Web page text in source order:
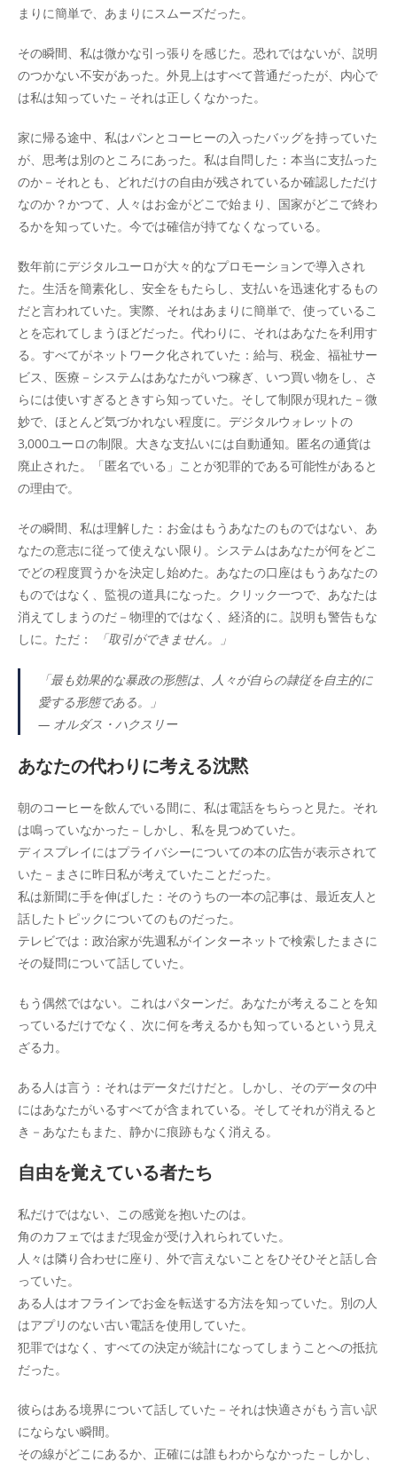
まりに簡単で、あまりにスムーズだった。
その瞬間、私は微かな引っ張りを感じた。恐れではないが、説明
のつかない不安があった。外見上はすべて普通だったが、内心で
は私は知っていた－それは正しくなかった。
家に帰る途中、私はパンとコーヒーの入ったバッグを持っていた
が、思考は別のところにあった。私は自問した：本当に支払った
のか－それとも、どれだけの自由が残されているか確認しただけ
なのか？かつて、人々はお金がどこで始まり、国家がどこで終わ
るかを知っていた。今では確信が持てなくなっている。
数年前にデジタルユーロが大々的なプロモーションで導入され
た。生活を簡素化し、安全をもたらし、支払いを迅速化するもの
だと言われていた。実際、それはあまりに簡単で、使っているこ
とを忘れてしまうほどだった。代わりに、それはあなたを利用す
る。すべてがネットワーク化されていた：給与、税金、福祉サー
ビス、医療－システムはあなたがいつ稼ぎ、いつ買い物をし、さ
らには使いすぎるときすら知っていた。そして制限が現れた－微
妙で、ほとんど気づかれない程度に。デジタルウォレットの
3,000ユーロの制限。大きな支払いには自動通知。匿名の通貨は
廃止された。「匿名でいる」ことが犯罪的である可能性があると
の理由で。
その瞬間、私は理解した：お金はもうあなたのものではない、あ
なたの意志に従って使えない限り。システムはあなたが何をどこ
でどの程度買うかを決定し始めた。あなたの口座はもうあなたの
ものではなく、監視の道具になった。クリック一つで、あなたは
消えてしまうのだ－物理的ではなく、経済的に。説明も警告もな
しに。ただ：
「取引ができません。」
「最も効果的な暴政の形態は、人々が自らの隷従を自主的に
愛する形態である。」
— オルダス・ハクスリー
あなたの代わりに考える沈黙
朝のコーヒーを飲んでいる間に、私は電話をちらっと見た。それ
は鳴っていなかった－しかし、私を見つめていた。
ディスプレイにはプライバシーについての本の広告が表示されて
いた－まさに昨日私が考えていたことだった。
私は新聞に手を伸ばした：そのうちの一本の記事は、最近友人と
話したトピックについてのものだった。
テレビでは：政治家が先週私がインターネットで検索したまさに
その疑問について話していた。
もう偶然ではない。これはパターンだ。あなたが考えることを知
っているだけでなく、次に何を考えるかも知っているという見え
ざる力。
ある人は言う：それはデータだけだと。しかし、そのデータの中
にはあなたがいるすべてが含まれている。そしてそれが消えると
き－あなたもまた、静かに痕跡もなく消える。
自由を覚えている者たち
私だけではない、この感覚を抱いたのは。
角のカフェではまだ現金が受け入れられていた。
人々は隣り合わせに座り、外で言えないことをひそひそと話し合
っていた。
ある人はオフラインでお金を転送する方法を知っていた。別の人
はアプリのない古い電話を使用していた。
犯罪ではなく、すべての決定が統計になってしまうことへの抵抗
だった。
彼らはある境界について話していた－それは快適さがもう言い訳
にならない瞬間。
その線がどこにあるか、正確には誰もわからなかった－しかし、